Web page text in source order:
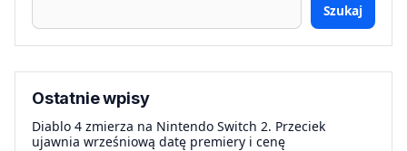
Szukaj
Ostatnie wpisy
Diablo 4 zmierza na Nintendo Switch 2. Przeciek
ujawnia wrześniową datę premiery i cenę